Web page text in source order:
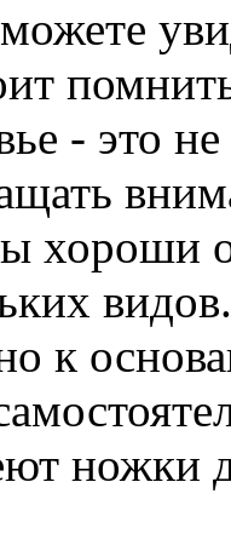
- это
хороши
к
ножки